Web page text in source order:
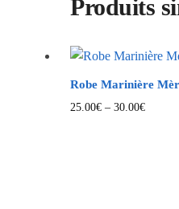
Produits
Robe Marinière
25.00€ –30.00€